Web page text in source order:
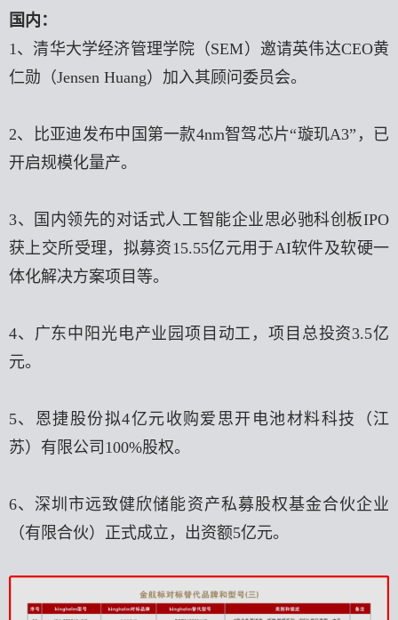
国内 ：
1、清华大学经济管理学院（SEM）邀请英伟达CEO黄
仁勋（Jensen Huang）加入其顾问委员会。
2、比亚迪发布中国第一款4nm智驾芯片“璇玑A3”，已
开启规模化量产。
3、国内领先的对话式人工智能企业思必驰科创板IPO
获上交所受理，拟募资15.55亿元用于AI软件及软硬一
体化解决方案项目等。
4、广东中阳光电产业园项目动工，项目总投资3.5亿
元。
5、恩捷股份拟4亿元收购爱思开电池材料科技（江
苏）有限公司100%股权。
6、深圳市远致健欣储能资产私募股权基金合伙企业
（有限合伙）正式成立，出资额5亿元。